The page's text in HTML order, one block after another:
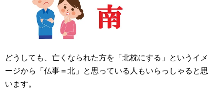
どうしても、亡くなられた方を「北枕にする」というイメ
ージから「仏事＝北」と思っている人もいらっしゃると思
います。